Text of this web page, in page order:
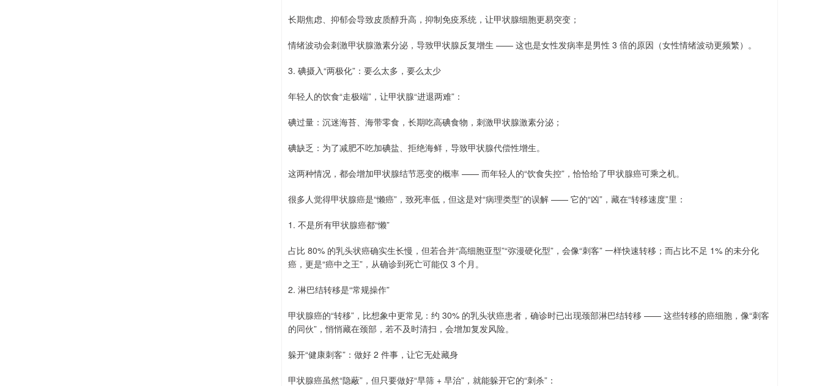
长期焦虑、抑郁会导致皮质醇升高，抑制免疫系统，让甲状腺细胞更易突变；
情绪波动会刺激甲状腺激素分泌，导致甲状腺反复增生 —— 这也是女性发病率是男性 3 倍的原因（女性情绪波动更频繁）。
3. 碘摄入“两极化”：要么太多，要么太少
年轻人的饮食“走极端”，让甲状腺“进退两难”：
碘过量：沉迷海苔、海带零食，长期吃高碘食物，刺激甲状腺激素分泌；
碘缺乏：为了减肥不吃加碘盐、拒绝海鲜，导致甲状腺代偿性增生。
这两种情况，都会增加甲状腺结节恶变的概率 —— 而年轻人的“饮食失控”，恰恰给了甲状腺癌可乘之机。
很多人觉得甲状腺癌是“懒癌”，致死率低，但这是对“病理类型”的误解 —— 它的“凶”，藏在“转移速度”里：
1. 不是所有甲状腺癌都“懒”
占比 80% 的乳头状癌确实生长慢，但若合并“高细胞亚型”“弥漫硬化型”，会像“刺客” 一样快速转移；而占比不足 1% 的未分化
癌，更是“癌中之王”，从确诊到死亡可能仅 3 个月。
2. 淋巴结转移是“常规操作”
甲状腺癌的“转移”，比想象中更常见：约 30% 的乳头状癌患者，确诊时已出现颈部淋巴结转移 —— 这些转移的癌细胞，像“刺客
的同伙”，悄悄藏在颈部，若不及时清扫，会增加复发风险。
躲开“健康刺客”：做好 2 件事，让它无处藏身
甲状腺癌虽然“隐蔽”，但只要做好“早筛 + 早治”，就能躲开它的“刺杀”：